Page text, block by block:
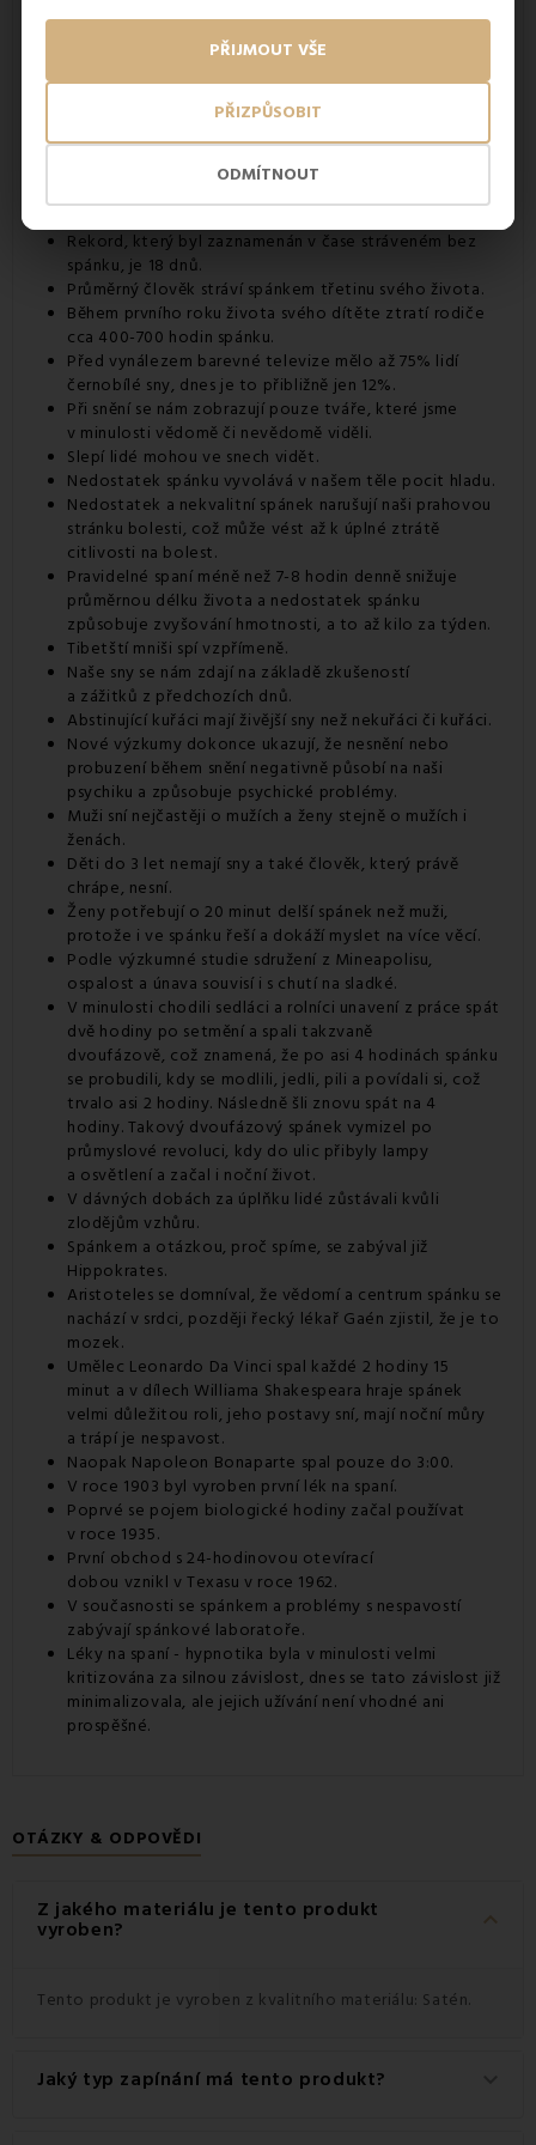
ODMÍTNOUT
PŘIZPŮSOBIT
PŘIJMOUT VŠE
Rekord, který byl zaznamenán v čase stráveném bez
spánku, je 18 dnů.
Průměrný člověk stráví spánkem třetinu svého života.
Během prvního roku života svého dítěte ztratí rodiče
cca 400-700 hodin spánku.
Před vynálezem barevné televize mělo až 75% lidí
černobílé sny, dnes je to přibližně jen 12%.
Při snění se nám zobrazují pouze tváře, které jsme
v minulosti vědomě či nevědomě viděli.
Slepí lidé mohou ve snech vidět.
Nedostatek spánku vyvolává v našem těle pocit hladu.
Nedostatek a nekvalitní spánek narušují naši prahovou
stránku bolesti, což může vést až k úplné ztrátě
citlivosti na bolest.
Pravidelné spaní méně než 7-8 hodin denně snižuje
průměrnou délku života a nedostatek spánku
způsobuje zvyšování hmotnosti, a to až kilo za týden.
Tibetští mniši spí vzpřímeně.
Naše sny se nám zdají na základě zkušeností
a zážitků z předchozích dnů.
Abstinující kuřáci mají živější sny než nekuřáci či kuřáci.
Nové výzkumy dokonce ukazují, že nesnění nebo
probuzení během snění negativně působí na naši
psychiku a způsobuje psychické problémy.
Muži sní nejčastěji o mužích a ženy stejně o mužích i
ženách.
Děti do 3 let nemají sny a také člověk, který právě
chrápe, nesní.
Ženy potřebují o 20 minut delší spánek než muži,
protože i ve spánku řeší a dokáží myslet na více věcí.
Podle výzkumné studie sdružení z Mineapolisu,
ospalost a únava souvisí i s chutí na sladké.
V minulosti chodili sedláci a rolníci unavení z práce spát
dvě hodiny po setmění a spali takzvaně
dvoufázově, což znamená, že po asi 4 hodinách spánku
se probudili, kdy se modlili, jedli, pili a povídali si, což
trvalo asi 2 hodiny. Následně šli znovu spát na 4
hodiny. Takový dvoufázový spánek vymizel po
průmyslové revoluci, kdy do ulic přibyly lampy
a osvětlení a začal i noční život.
V dávných dobách za úplňku lidé zůstávali kvůli
zlodějům vzhůru.
Spánkem a otázkou, proč spíme, se zabýval již
Hippokrates.
Aristoteles se domníval, že vědomí a centrum spánku se
nachází v srdci, později řecký lékař Gaén zjistil, že je to
mozek.
Umělec Leonardo Da Vinci spal každé 2 hodiny 15
minut a v dílech Williama Shakespeara hraje spánek
velmi důležitou roli, jeho postavy sní, mají noční můry
a trápí je nespavost.
Naopak Napoleon Bonaparte spal pouze do 3:00.
V roce 1903 byl vyroben první lék na spaní.
Poprvé se pojem biologické hodiny začal používat
v roce 1935.
První obchod s 24-hodinovou otevírací
dobou vznikl v Texasu v roce 1962.
V současnosti se spánkem a problémy s nespavostí
zabývají spánkové laboratoře.
Léky na spaní - hypnotika byla v minulosti velmi
kritizována za silnou závislost, dnes se tato závislost již
minimalizovala, ale jejich užívání není vhodné ani
prospěšné.
OTÁZKY & ODPOVĚDI
Z jakého materiálu je tento produkt
vyroben? keyboard_arrow_down
Tento produkt je vyroben z kvalitního materiálu: Satén.
Jaký typ zapínání má tento produkt?